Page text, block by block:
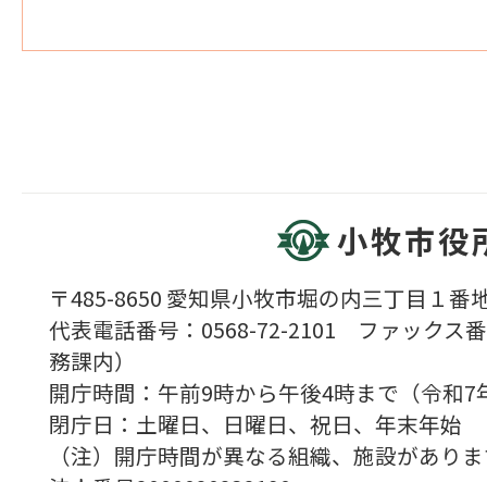
小牧市役
〒485-8650 愛知県小牧市堀の内三丁目１番
代表電話番号：0568-72-2101 ファックス
務課内）
開庁時間：午前9時から午後4時まで（令
閉庁日：土曜日、日曜日、祝日、年末年始
（注）開庁時間が異なる組織、施設があり